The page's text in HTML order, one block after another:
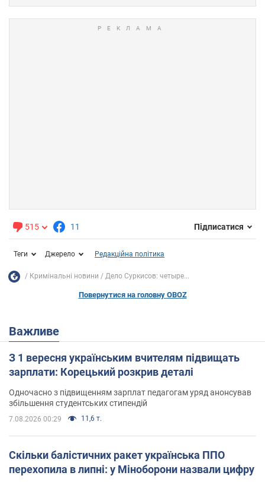
515 11 Підписатися
Теги Джерело Редакційна політика
Кримінальні новини Дело Суркисов: четыре...
Повернутися на головну OBOZ
Важливе
З 1 вересня українським вчителям підвищать
зарплати: Корецький розкрив деталі
Одночасно з підвищенням зарплат педагогам уряд анонсував
збільшення студентських стипендій
7.08.2026 00:29 11,6 т.
Скільки балістичних ракет українська ППО
перехопила в липні: у Міноборони назвали цифру